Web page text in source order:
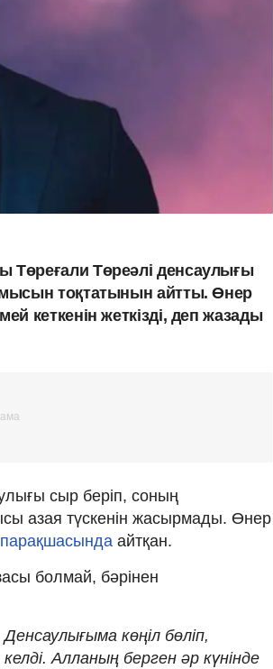
Төреғали Төреәлі денсаулығы
тоқтатынын айтты. Өнер
кеткенін жеткізді, деп жазады
сыр беріп, соның
азая түскенін жасырмады. Өнер
айтқан.
болмай, бәрінен
көңіл бөліп,
Алланың берген әр күнінде